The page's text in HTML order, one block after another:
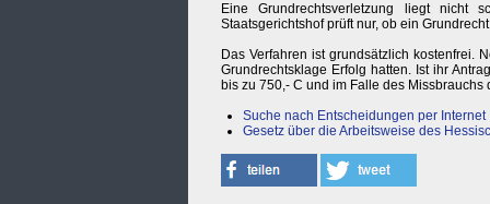
Eine Grundrechtsverletzung liegt
Staatsgerichtshof prüft nur, ob ein
Das Verfahren ist grundsätzlich kostenfrei.
Grundrechtsklage Erfolg hatten. Ist ihr
bis zu 750,- C und im Falle des
Suche nach Entscheidungen per Internet
Gesetz über die Arbeitsweise des